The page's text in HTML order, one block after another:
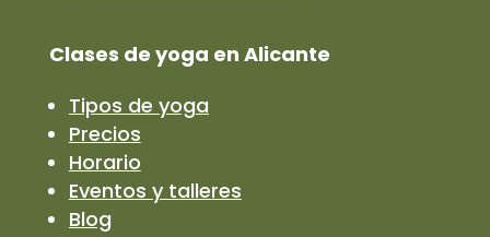
Clases de yoga en Alicante
Tipos de yoga
Precios
Horario
Eventos y talleres
Blog